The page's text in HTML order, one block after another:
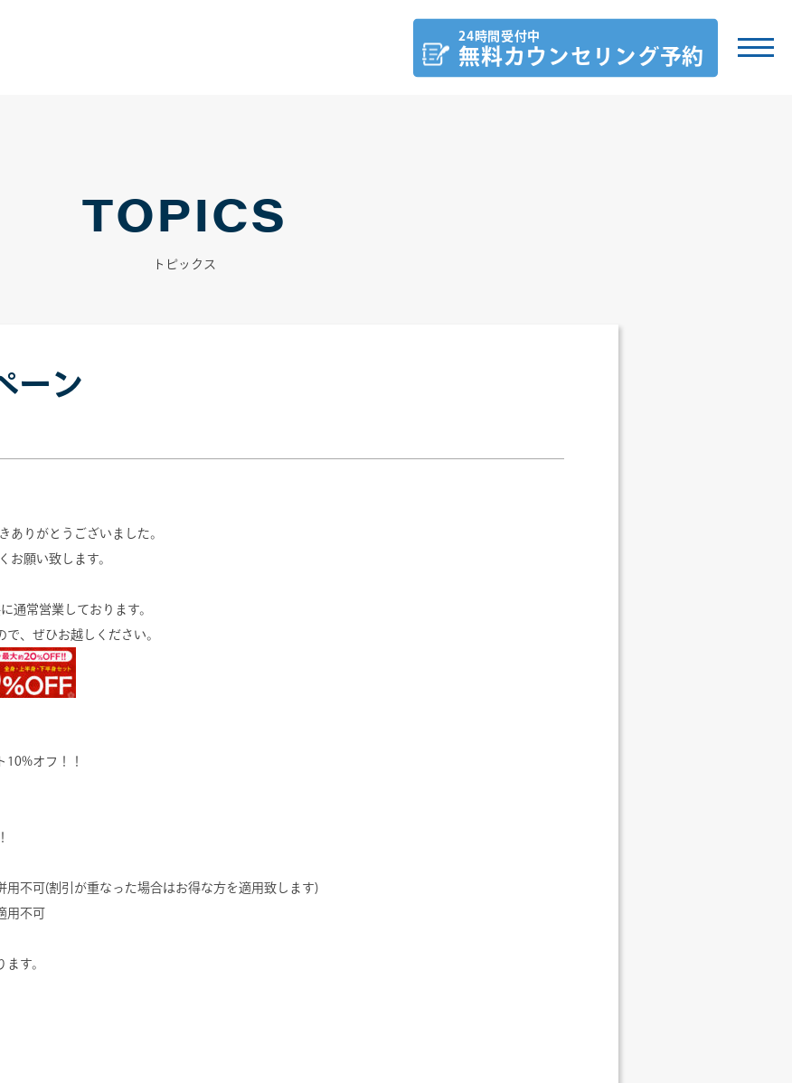
24時間受付中
無料カウンセリング予約
TOPICS
トピックス
ーン
ありがとうございました。
お願い致します。
通常営業しております。
、ぜひお越しください。
オフ！！
不可(割引が重なった場合はお得な方を適用致します)
不可
す。